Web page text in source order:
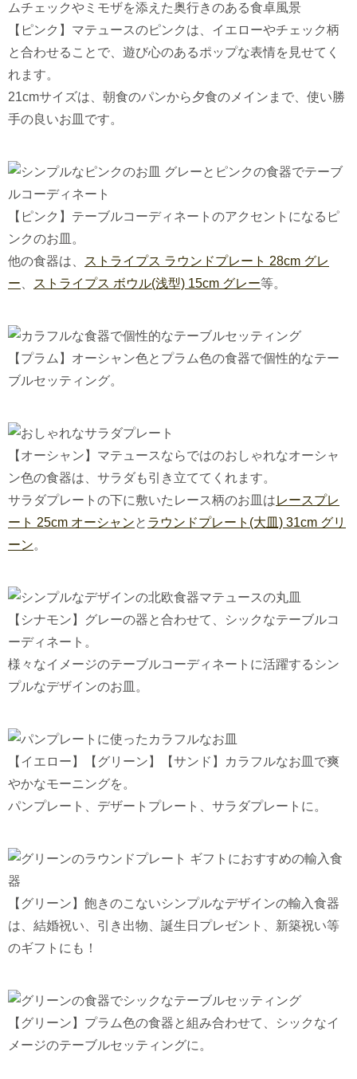
【ピンク】マテュースのピンクは、イエローやチェック柄
と合わせることで、遊び心のあるポップな表情を見せてく
れます。
21cmサイズは、朝食のパンから夕食のメインまで、使い勝
手の良いお皿です。
【ピンク】テーブルコーディネートのアクセントになるピ
ンクのお皿。
他の食器は、
ストライプス ラウンドプレート 28cm グレ
ー
ストライプス ボウル(浅型) 15cm グレー等。
【プラム】オーシャン色とプラム色の食器で個性的なテー
ブルセッティング。
【オーシャン】マテュースならではのおしゃれなオーシャ
ン色の食器は、サラダも引き立ててくれます。
サラダプレートの下に敷いたレース柄のお皿はレースプレ
ート 25cm オーシャンと ラウンドプレート(大皿) 31cm グリ
ーン。
【シナモン】グレーの器と合わせて、シックなテーブルコ
ーディネート。
様々なイメージのテーブルコーディネートに活躍するシン
プルなデザインのお皿。
【イエロー】【グリーン】【サンド】カラフルなお皿で爽
やかなモーニングを。
パンプレート、デザートプレート、サラダプレートに。
【グリーン】飽きのこないシンプルなデザインの輸入食器
は、結婚祝い、引き出物、誕生日プレゼント、新築祝い等
のギフトにも！
【グリーン】プラム色の食器と組み合わせて、シックなイ
メージのテーブルセッティングに。